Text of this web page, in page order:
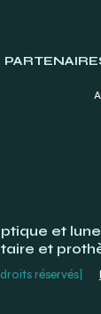
et
et
réservés